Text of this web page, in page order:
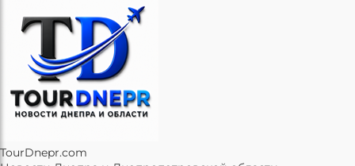
TourDnepr.com